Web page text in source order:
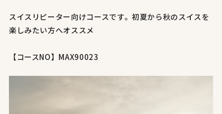
スイスリピーター向けコースです。初夏から秋のスイスを
楽しみたい方へオススメ
【コースNO】MAX90023